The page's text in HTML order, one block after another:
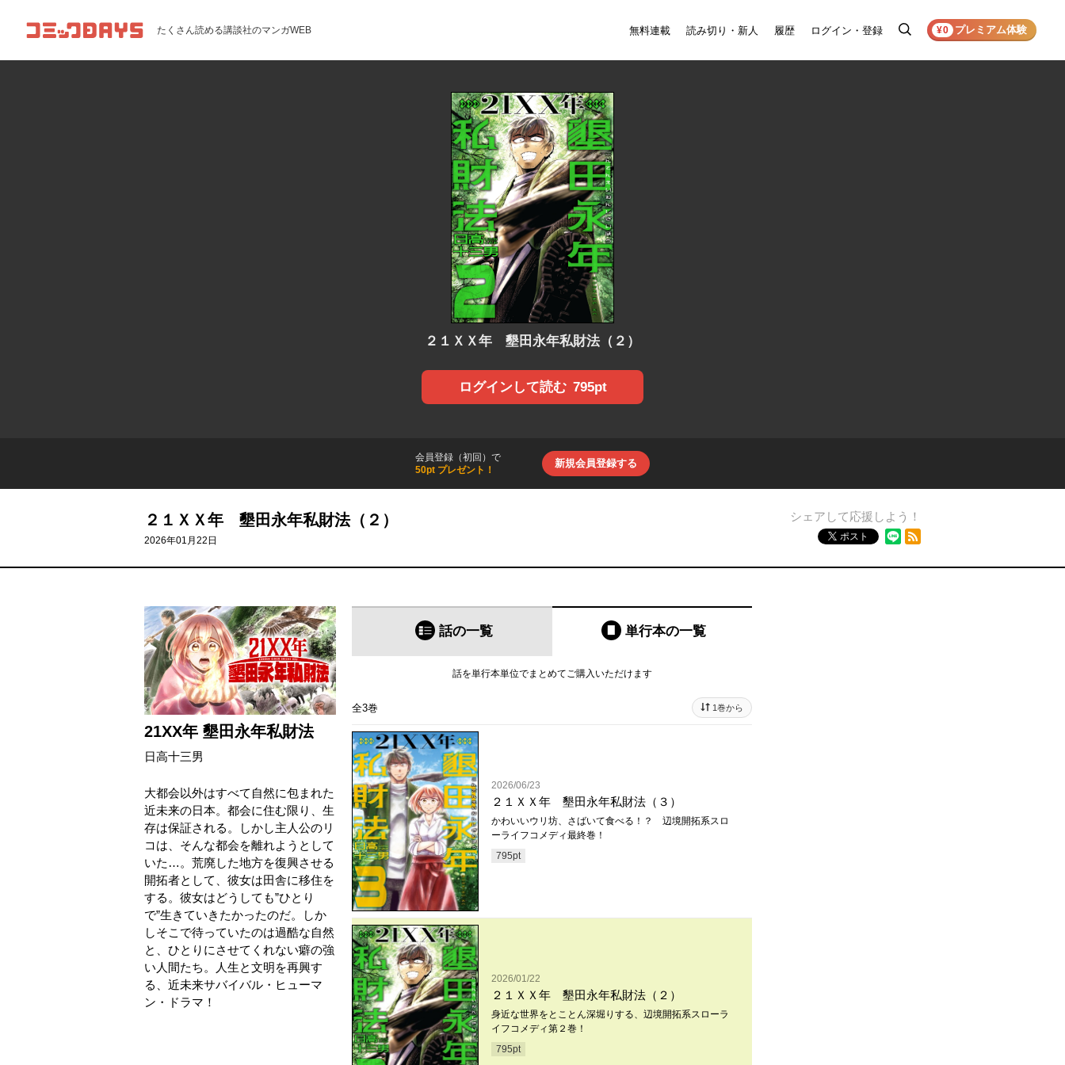
コミックDAYS たくさん読める講談社のマンガWEB 無料連載 読み切り・新人 履歴 ログイン・登録
検
¥0 プレミアム体験
２１ＸＸ年 墾田永年私財法（２）
ログインして読む 795pt
会員登録（初回）で
50pt プレゼント！
新規会員登録する
２１ＸＸ年 墾田永年私財法（２）
2026年01月22日
シェアして応援しよう！
ポスト
21XX年 墾田永年私財法
日高十三男
大都会以外はすべて自然に包まれた
近未来の日本。都会に住む限り、生
存は保証される。しかし主人公のリ
コは、そんな都会を離れようとして
いた…。荒廃した地方を復興させる
開拓者として、彼女は田舎に移住を
する。彼女はどうしても”ひとり
で”生きていきたかったのだ。しか
しそこで待っていたのは過酷な自然
と、ひとりにさせてくれない癖の強
い人間たち。人生と文明を再興す
る、近未来サバイバル・ヒューマ
ン・ドラマ！
話の一覧 単行本の一覧
話を単行本単位でまとめてご購入いただけます
全3巻 1巻から
2026/06/23
２１ＸＸ年 墾田永年私財法（３）
かわいいウリ坊、さばいて食べる！？ 辺境開拓系スロ
ーライフコメディ最終巻！
795pt
2026/01/22
２１ＸＸ年 墾田永年私財法（２）
身近な世界をとことん深堀りする、辺境開拓系スローラ
イフコメディ第２巻！
795pt